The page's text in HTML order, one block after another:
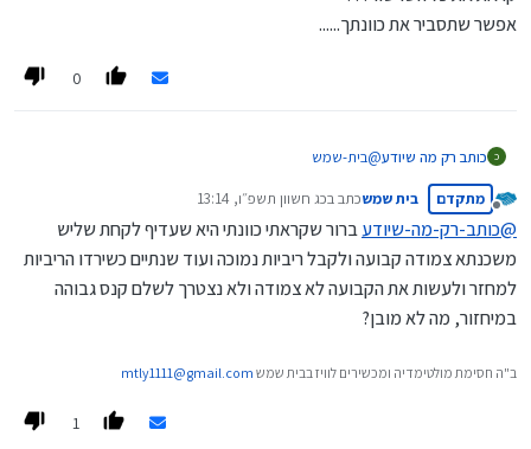
אלפי שקלים קנס במיחזור לא קיבלתי תשובה למה זה לא שווה?
אפשר שתסביר את כוונתך......
0
כ כותב רק מה שיודע@בית-שמש
קראת את כל השרשור???
אפשר שתסביר את כוונתך......
מנותק
מתקדם בית שמשכתב בכג חשוון תשפ״ו, 13:14
נערך לאחרונה על ידי
@כותב-רק-מה-שיודעברור שקראתי כוונתי היא שעדיף לקחת שליש
משכנתא צמודה קבועה ולקבל ריביות נמוכה ועוד שנתיים כשירדו הריביות
למחזר ולעשות את הקבועה לא צמודה ולא נצטרך לשלם קנס גבוהה
במיחזור, מה לא מובן?
ב"ה חסימת מולטימדיה ומכשירים לוויז בבית שמש mtly1111@gmail.com
1